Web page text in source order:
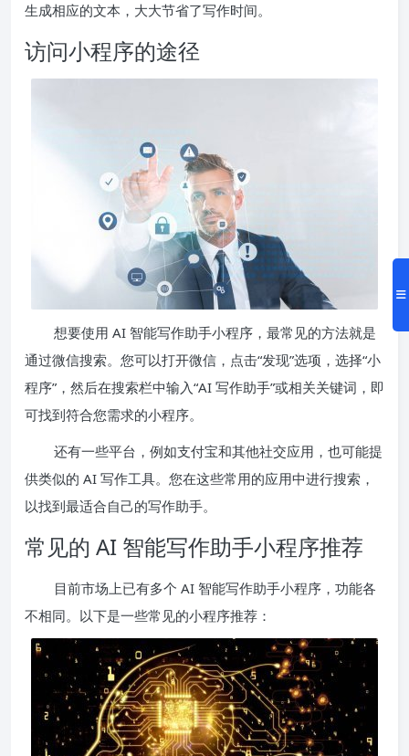
生成相应的文本，大大节省了写作时间。
访问小程序的途径
想要使用 AI 智能写作助手小程序，最常见的方法就是
通过微信搜索。您可以打开微信，点击“发现”选项，选择“小
程序”，然后在搜索栏中输入“AI 写作助手”或相关关键词，即
可找到符合您需求的小程序。
还有一些平台，例如支付宝和其他社交应用，也可能提
供类似的 AI 写作工具。您在这些常用的应用中进行搜索，
以找到最适合自己的写作助手。
常见的 AI 智能写作助手小程序推荐
目前市场上已有多个 AI 智能写作助手小程序，功能各
不相同。以下是一些常见的小程序推荐：